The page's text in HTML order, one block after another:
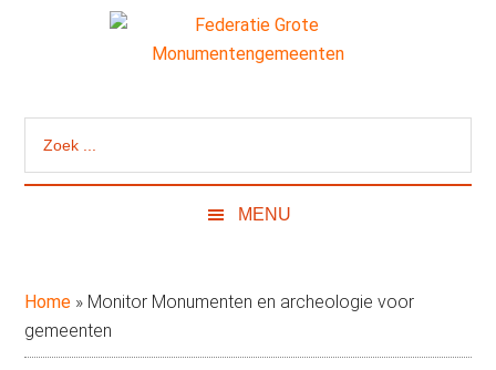
Grote
de
Federatie
Monumentengemeenten
MENU
Home » Monitor Monumenten en archeologie voor
gemeenten